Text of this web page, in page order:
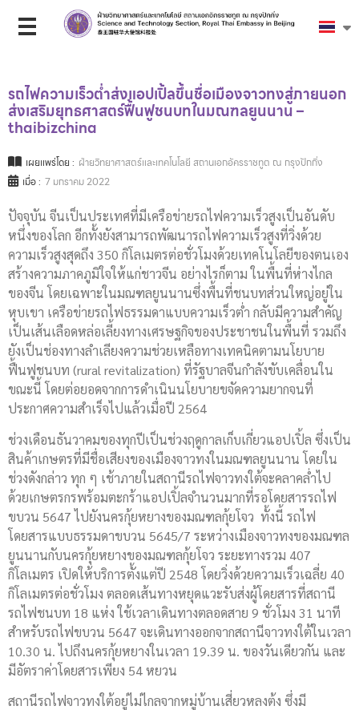
รถไฟความเร็วต่ำส่งแอปเปิ้ลขึ้นชื่อเมืองจาวทงสู่ภายนอก
ส่งเสริมยุทธศาสตร์ฟื้นฟูชนบทในมณฑลยูนนาน –
thaibizchina
เผยแพร่โดย : ฝ่ายวิทยาศาสตร์และเทคโนโลยี สถานเอกอัครราชทูต ณ กรุงปักกิ่ง
เมื่อ : 7 มกราคม 2022
ปัจจุบัน จีนเป็นประเทศที่มีเครือข่ายรถไฟความเร็วสูงเป็นอันดับ
หนึ่งของโลก อีกทั้งยังสามารถพัฒนารถไฟความเร็วสูงที่วิ่งด้วย
ความเร็วสูงสุดถึง 350 กิโลเมตรต่อชั่วโมงด้วยเทคโนโลยีของตนเอง
สร้างความภาคภูมิใจให้แก่ชาวจีน อย่างไรก็ตาม ในพื้นที่ห่างไกล
ของจีน โดยเฉพาะในมณฑลยูนนานซึ่งพื้นที่ชนบทส่วนใหญ่อยู่ใน
หุบเขา เครือข่ายรถไฟธรรมดาแบบความเร็วต่ำ กลับมีความสำคัญ
เป็นเส้นเลือดหล่อเลี้ยงทางเศรษฐกิจของประชาชนในพื้นที่ รวมถึง
ยังเป็นช่องทางลำเลียงความช่วยเหลือทางเทคนิคตามนโยบาย
ฟื้นฟูชนบท (rural revitalization) ที่รัฐบาลจีนกำลังขับเคลื่อนใน
ขณะนี้ โดยต่อยอดจากการดำเนินนโยบายขจัดความยากจนที่
ประกาศความสำเร็จไปแล้วเมื่อปี 2564
ช่วงเดือนธันวาคมของทุกปีเป็นช่วงฤดูกาลเก็บเกี่ยวแอปเปิ้ล ซึ่งเป็น
สินค้าเกษตรที่มีชื่อเสียงของเมืองจาวทงในมณฑลยูนนาน โดยใน
ช่วงดังกล่าว ทุก ๆ เช้าภายในสถานีรถไฟจาวทงใต้จะคลาคล่ำไป
ด้วยเกษตรกรพร้อมตะกร้าแอปเปิ้ลจำนวนมากที่รอโดยสารรถไฟ
ขบวน 5647 ไปยังนครกุ้ยหยางของมณฑลกุ้ยโจว ทั้งนี้ รถไฟ
โดยสารแบบธรรมดาขบวน 5645/7 ระหว่างเมืองจาวทงของมณฑล
ยูนนานกับนครกุ้ยหยางของมณฑลกุ้ยโจว ระยะทางรวม 407
กิโลเมตร เปิดให้บริการตั้งแต่ปี 2548 โดยวิ่งด้วยความเร็วเฉลี่ย 40
กิโลเมตรต่อชั่วโมง ตลอดเส้นทางหยุดแวะรับส่งผู้โดยสารที่สถานี
รถไฟชนบท 18 แห่ง ใช้เวลาเดินทางตลอดสาย 9 ชั่วโมง 31 นาที
สำหรับรถไฟขบวน 5647 จะเดินทางออกจากสถานีจาวทงใต้ในเวลา
10.30 น. ไปถึงนครกุ้ยหยางในเวลา 19.39 น. ของวันเดียวกัน และ
มีอัตราค่าโดยสารเพียง 54 หยวน
สถานีรถไฟจาวทงใต้อยู่ไม่ไกลจากหมู่บ้านเสี่ยวหลงต้ง ซึ่งมี